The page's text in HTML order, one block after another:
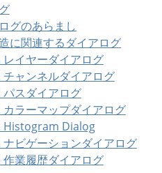
グのあらまし
に関連するダイアログ
レイヤーダイアログ
チャンネルダイアログ
パスダイアログ
カラーマップダイアログ
Histogram Dialog
ナビゲーションダイアログ
作業履歴ダイアログ